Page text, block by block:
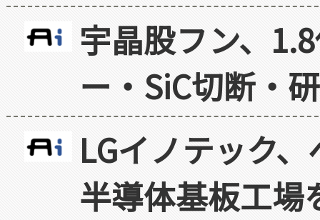
宇晶股フン、
ー・SiC切断・
LGイノテック
半導体基板工場